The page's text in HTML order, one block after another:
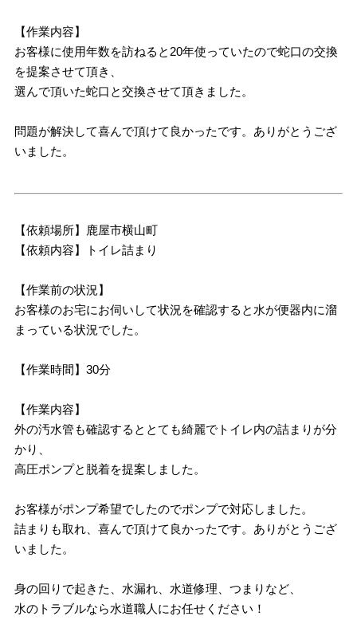
【作業内容】
お客様に使用年数を訪ねると20年使っていたので蛇口の交換
を提案させて頂き、
選んで頂いた蛇口と交換させて頂きました。
問題が解決して喜んで頂けて良かったです。ありがとうござ
いました。
【依頼場所】鹿屋市横山町
【依頼内容】トイレ詰まり
【作業前の状況】
お客様のお宅にお伺いして状況を確認すると水が便器内に溜
まっている状況でした。
【作業時間】30分
【作業内容】
外の汚水管も確認するととても綺麗でトイレ内の詰まりが分
かり、
高圧ポンプと脱着を提案しました。
お客様がポンプ希望でしたのでポンプで対応しました。
詰まりも取れ、喜んで頂けて良かったです。ありがとうござ
いました。
身の回りで起きた、水漏れ、水道修理、つまりなど、
水のトラブルなら水道職人にお任せください！